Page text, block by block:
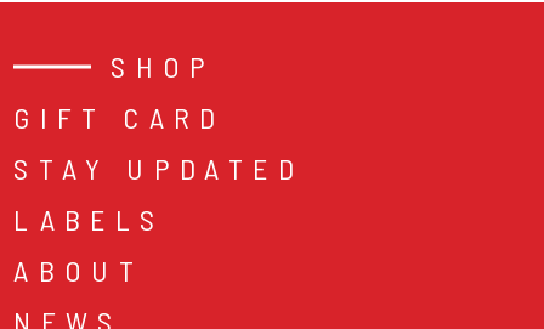
SHOP
GIFT CARD
STAY UPDATED
LABELS
ABOUT
NEWS